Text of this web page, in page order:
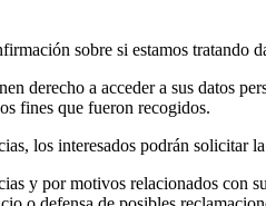
sobre si estamos tratando
derecho a acceder a sus datos
fines que fueron recogidos.
los interesados podrán solicitar
y por motivos relacionados con